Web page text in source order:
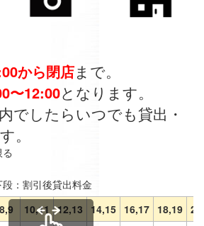
から閉店まで。
〜12:00となります。
でしたらいつでも貸出・
。
：割引後貸出料金
8,9 10,11 12,13 14,15 16,17 18,19